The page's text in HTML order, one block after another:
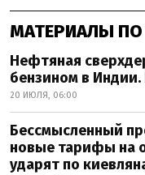
МАТЕРИАЛЫ ПО
Нефтяная
бензином в
20 ИЮЛЯ, 06:00
Бессмысленный
новые тарифы на
ударят по